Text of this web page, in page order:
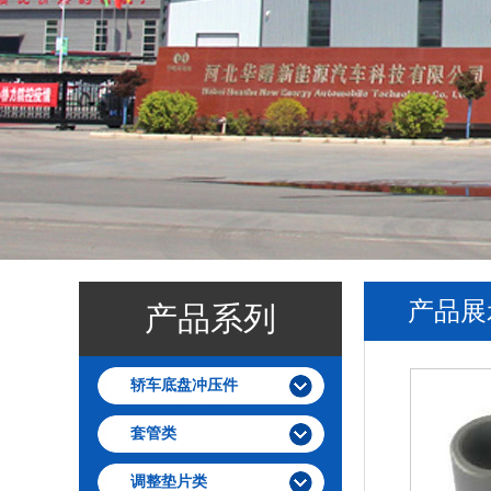
产品系列
轿车底盘冲压件
套管类
调整垫片类
产品